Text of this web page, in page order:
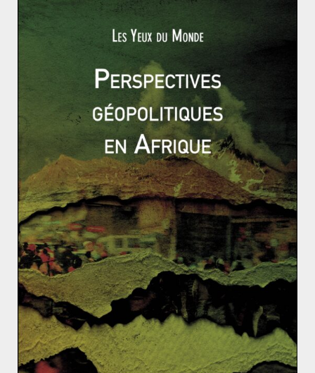
certaines mesures de contrôle des islamistes.
Cependant ceci ne stoppe pas le conflit au Cachemire,
comme récemment en 2010 où des manifestations anti-
indiennes ont eu lieu qui ont été réprimées par l’Inde.
Ainsi, la situation au Cachemire reste tendue entre,
d’un côté, une région à majorité musulmane que le
Pakistan convoite et, d’autre part, afin d’assurer ses
ressources en eau puisque les réserves d’eau douce de
ce pays proviennent en grande partie du Cachemire.
L’Inde, de son côté, fait face à de nombreux attentats
au Cachemire commis par principalement des
indépendantistes islamistes. Il s’agit aussi de deux
modèles d’Etat différent : un est un Etat musulman et
l’autre une nation qui se veut multiculturelle. Le conflit
du Cachemire est donc un conflit ancien dont les motifs
sont essentiellement religieux.